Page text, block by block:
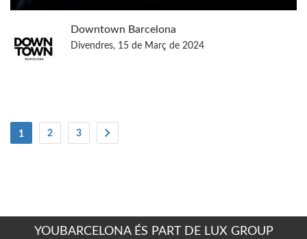
Downtown Barcelona
Divendres, 15 de Març de 2024
1 (actual)
2 3
YOUBARCELONA ÉS PART DE LUX GROUP